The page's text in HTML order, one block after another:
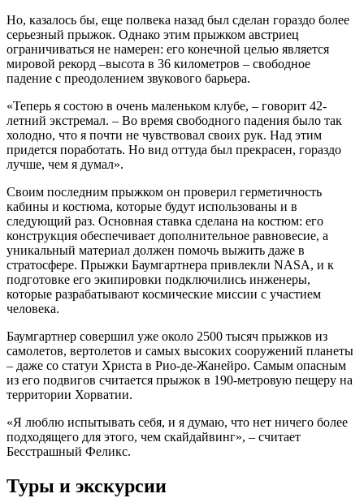
Но, казалось бы, еще полвека назад был сделан гораздо более
серьезный прыжок. Однако этим прыжком австриец
ограничиваться не намерен: его конечной целью является
мировой рекорд –высота в 36 километров – свободное
падение с преодолением звукового барьера.
«Теперь я состою в очень маленьком клубе, – говорит 42-
летний экстремал. – Во время свободного падения было так
холодно, что я почти не чувствовал своих рук. Над этим
придется поработать. Но вид оттуда был прекрасен, гораздо
лучше, чем я думал».
Своим последним прыжком он проверил герметичность
кабины и костюма, которые будут использованы и в
следующий раз. Основная ставка сделана на костюм: его
конструкция обеспечивает дополнительное равновесие, а
уникальный материал должен помочь выжить даже в
стратосфере. Прыжки Баумгартнера привлекли NASA, и к
подготовке его экипировки подключились инженеры,
которые разрабатывают космические миссии с участием
человека.
Баумгартнер совершил уже около 2500 тысяч прыжков из
самолетов, вертолетов и самых высоких сооружений планеты
– даже со статуи Христа в Рио-де-Жанейро. Самым опасным
из его подвигов считается прыжок в 190-метровую пещеру на
территории Хорватии.
«Я люблю испытывать себя, и я думаю, что нет ничего более
подходящего для этого, чем скайдайвинг», – считает
Бесстрашный Феликс.
Туры и экскурсии